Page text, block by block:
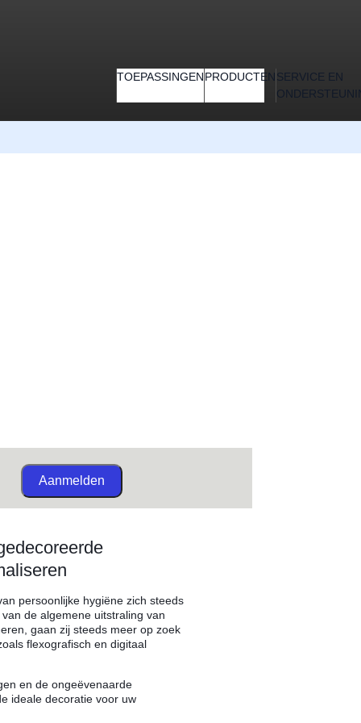
TOEPASSINGENPRODUCTENSERVICE EN
Aanmelden
persoonlijke hygiëne zich steeds
de algemene uitstraling van
gaan zij steeds meer op zoek
flexografisch en digitaal
en de ongeëvenaarde
ideale decoratie voor uw